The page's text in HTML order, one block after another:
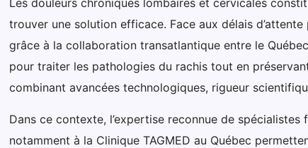
Les douleurs chroniques lombaires et cervicales
trouver une solution efficace. Face aux délais
grâce à la collaboration transatlantique entre le
pour traiter les pathologies du rachis tout en
combinant avancées technologiques, rigueur
Dans ce contexte, l’expertise reconnue de
notamment à la Clinique TAGMED au Québec